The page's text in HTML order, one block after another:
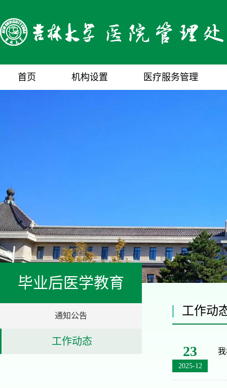
首页 机构设置 医疗服务管理
毕业后医学教育
通知公告
工作动态
工作动
23
2025-12